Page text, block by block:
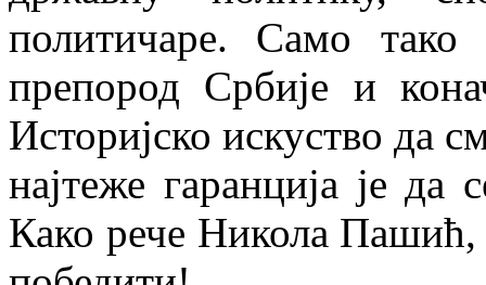
политичаре. Само
препород Србије и
Историјско искуство да
најтеже гаранција је
Како рече Никола Пашић,